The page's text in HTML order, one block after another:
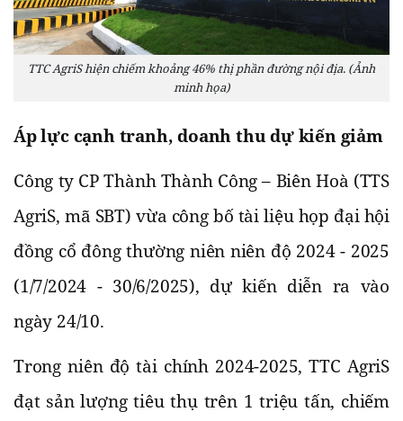
TTC AgriS hiện chiếm khoảng 46% thị phần đường nội địa. (Ảnh
minh họa)
Áp lực cạnh tranh, doanh thu dự kiến giảm
Công ty CP Thành Thành Công – Biên Hoà (TTS
AgriS, mã SBT) vừa công bố tài liệu họp đại hội
đồng cổ đông thường niên niên độ 2024 - 2025
(1/7/2024 - 30/6/2025), dự kiến diễn ra vào
ngày 24/10.
Trong niên độ tài chính 2024-2025, TTC AgriS
đạt sản lượng tiêu thụ trên 1 triệu tấn, chiếm